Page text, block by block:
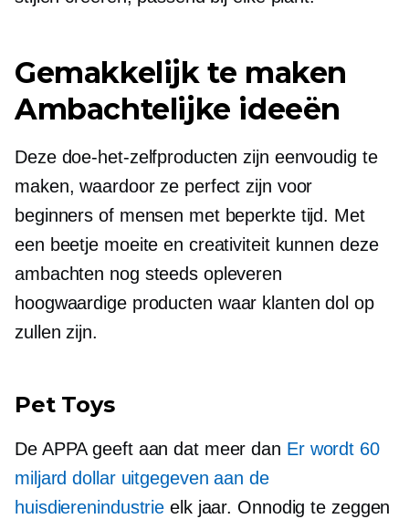
Gemakkelijk te maken
Ambachtelijke ideeën
Deze doe-het-zelfproducten zijn eenvoudig te
maken, waardoor ze perfect zijn voor
beginners of mensen met beperkte tijd. Met
een beetje moeite en creativiteit kunnen deze
ambachten nog steeds opleveren
hoogwaardigeproducten waar klanten dol op
zullen zijn.
Pet Toys
De APPA geeft aan dat meer dan Er wordt 60
miljard dollar uitgegeven aan de
huisdierenindustrie elk jaar. Onnodig te zeggen